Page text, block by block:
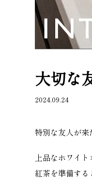
大切な
2024.09.24
特別な友人が来
上品なホワイ
紅茶を準備する